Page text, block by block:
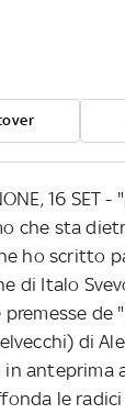
16 SET
che sta
ho scritto
di Italo
de
di
anteprima
le